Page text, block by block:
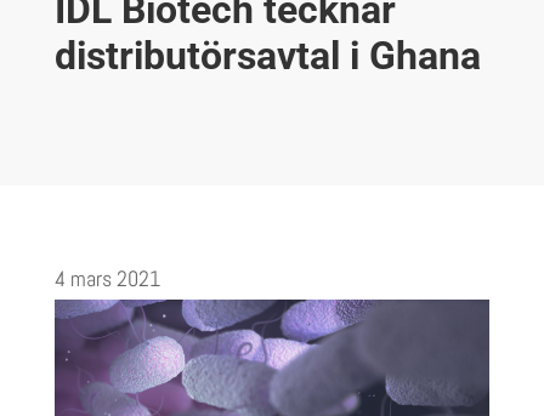
IDL Biotech tecknar
distributörsavtal i Ghana
4 mars 2021